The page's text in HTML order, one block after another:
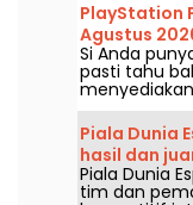
PlayStation
Agustus
boleh
Si Anda
pasti tahu
PlayStation
gratis untuk
bulan ini.
Piala Dunia
hasil dan
Piala Dunia
tim dan